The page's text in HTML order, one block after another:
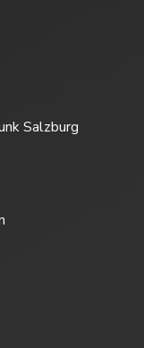
Salzburg